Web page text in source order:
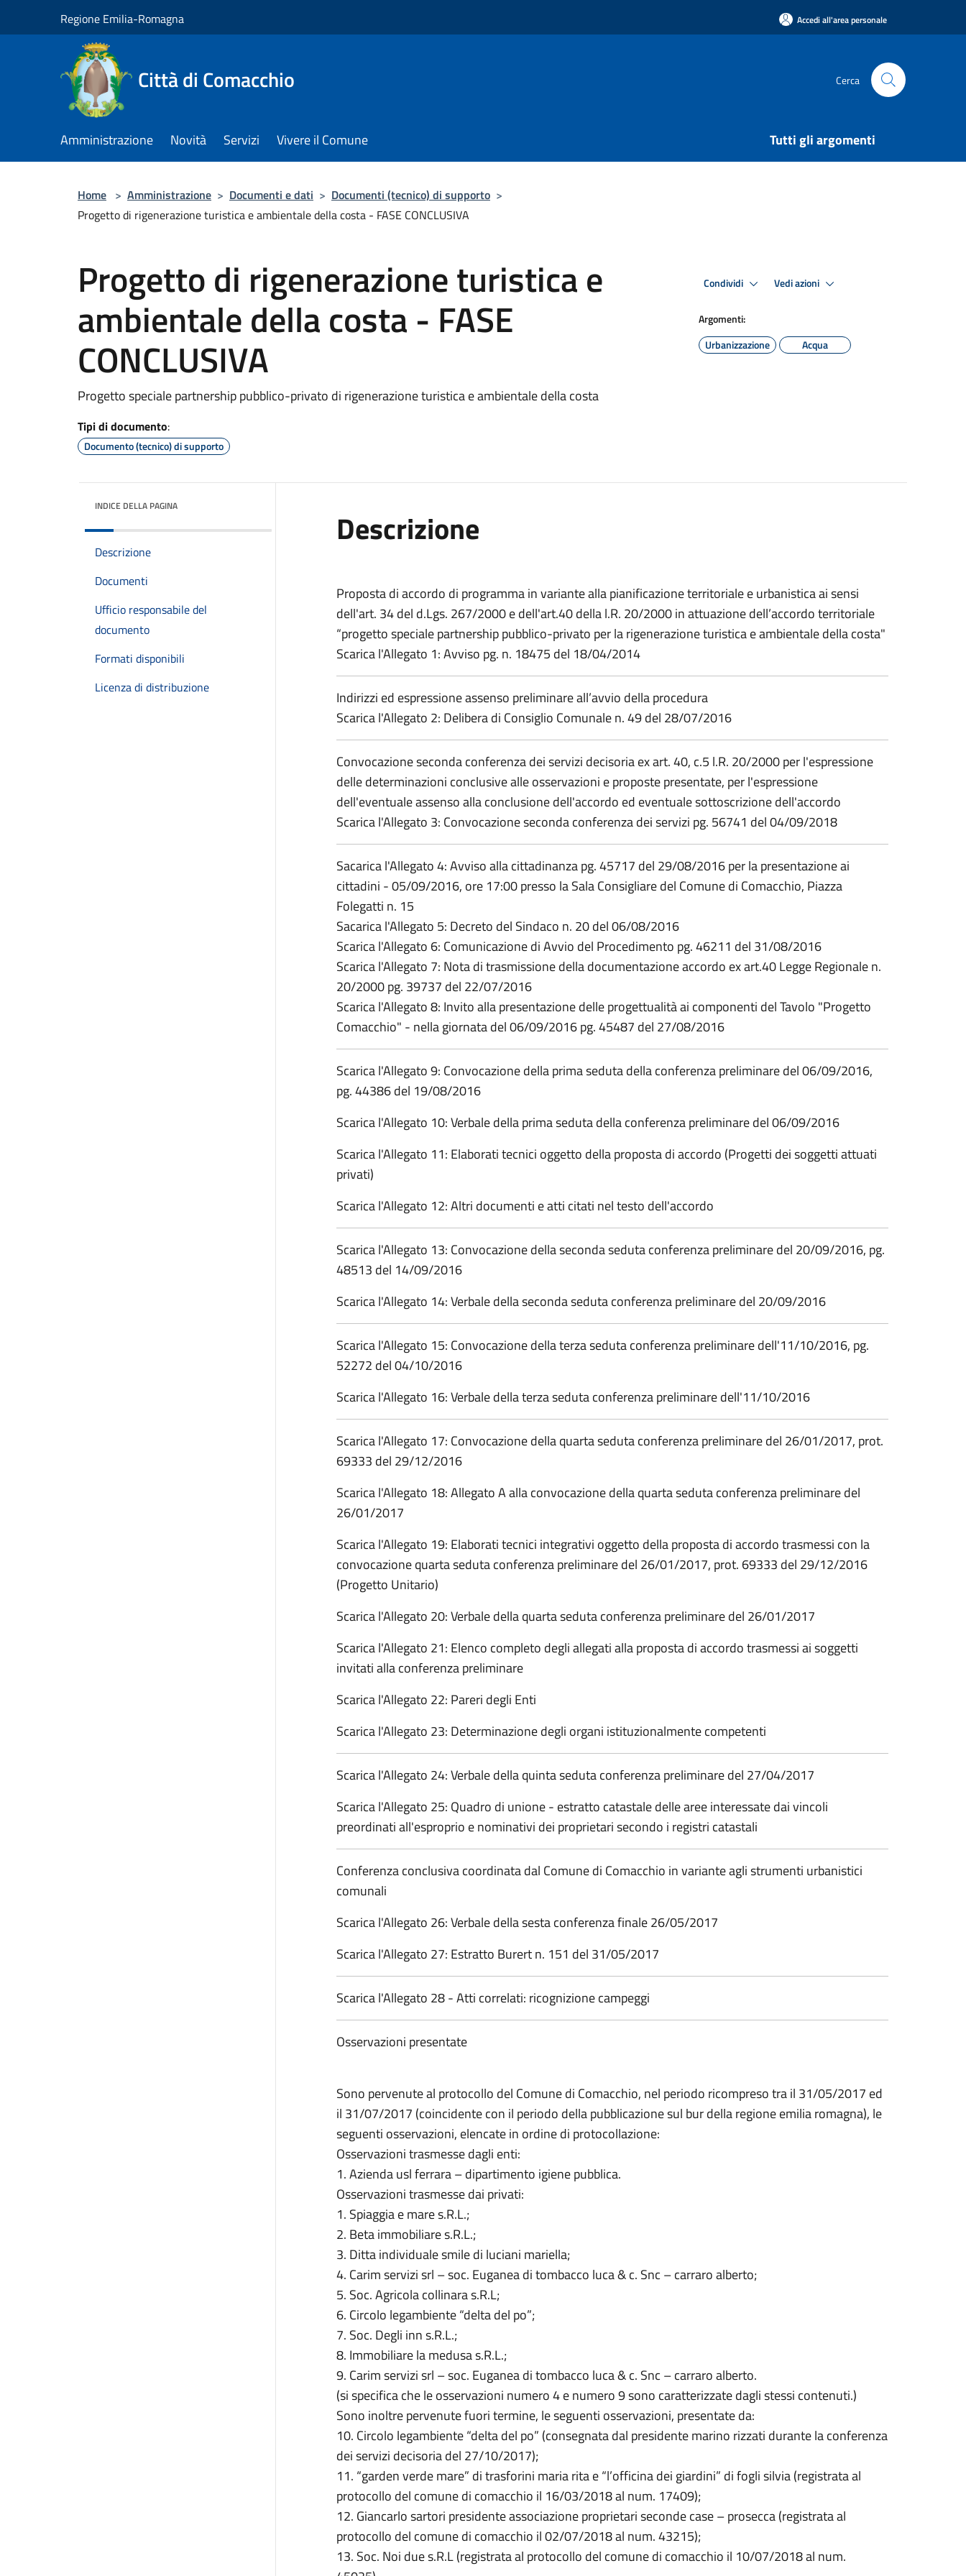
Regione Emilia-Romagna Accedi all'area personale
Città di Comacchio Cerca
Amministrazione Novità Servizi Vivere il Comune Tutti gli argomenti
Home > Amministrazione > Documenti e dati > Documenti (tecnico) di supporto >
Progetto di rigenerazione turistica e ambientale della costa - FASE CONCLUSIVA
Progetto di rigenerazione turistica e
ambientale della costa - FASE
CONCLUSIVA
Progetto speciale partnership pubblico-privato di rigenerazione turistica e ambientale della costa
Tipi di documento:
Documento (tecnico) di supporto
Condividi Vedi azioni
Argomenti:
Urbanizzazione
Acqua
INDICE DELLA PAGINA
Descrizione
Documenti
Ufficio responsabile del
documento
Formati disponibili
Licenza di distribuzione
Descrizione
Proposta di accordo di programma in variante alla pianificazione territoriale e urbanistica ai sensi
dell'art. 34 del d.Lgs. 267/2000 e dell'art.40 della l.R. 20/2000 in attuazione dell’accordo territoriale
“progetto speciale partnership pubblico-privato per la rigenerazione turistica e ambientale della costa"
Scarica l'Allegato 1: Avviso pg. n. 18475 del 18/04/2014
Indirizzi ed espressione assenso preliminare all’avvio della procedura
Scarica l'Allegato 2: Delibera di Consiglio Comunale n. 49 del 28/07/2016
Convocazione seconda conferenza dei servizi decisoria ex art. 40, c.5 l.R. 20/2000 per l'espressione
delle determinazioni conclusive alle osservazioni e proposte presentate, per l'espressione
dell'eventuale assenso alla conclusione dell'accordo ed eventuale sottoscrizione dell'accordo
Scarica l'Allegato 3: Convocazione seconda conferenza dei servizi pg. 56741 del 04/09/2018
Sacarica l'Allegato 4: Avviso alla cittadinanza pg. 45717 del 29/08/2016 per la presentazione ai
cittadini - 05/09/2016, ore 17:00 presso la Sala Consigliare del Comune di Comacchio, Piazza
Folegatti n. 15
Sacarica l'Allegato 5: Decreto del Sindaco n. 20 del 06/08/2016
Scarica l'Allegato 6: Comunicazione di Avvio del Procedimento pg. 46211 del 31/08/2016
Scarica l'Allegato 7: Nota di trasmissione della documentazione accordo ex art.40 Legge Regionale n.
20/2000 pg. 39737 del 22/07/2016
Scarica l'Allegato 8: Invito alla presentazione delle progettualità ai componenti del Tavolo "Progetto
Comacchio" - nella giornata del 06/09/2016 pg. 45487 del 27/08/2016
Scarica l'Allegato 9: Convocazione della prima seduta della conferenza preliminare del 06/09/2016,
pg. 44386 del 19/08/2016
Scarica l'Allegato 10: Verbale della prima seduta della conferenza preliminare del 06/09/2016
Scarica l'Allegato 11: Elaborati tecnici oggetto della proposta di accordo (Progetti dei soggetti attuati
privati)
Scarica l'Allegato 12: Altri documenti e atti citati nel testo dell'accordo
Scarica l'Allegato 13: Convocazione della seconda seduta conferenza preliminare del 20/09/2016, pg.
48513 del 14/09/2016
Scarica l'Allegato 14: Verbale della seconda seduta conferenza preliminare del 20/09/2016
Scarica l'Allegato 15: Convocazione della terza seduta conferenza preliminare dell'11/10/2016, pg.
52272 del 04/10/2016
Scarica l'Allegato 16: Verbale della terza seduta conferenza preliminare dell'11/10/2016
Scarica l'Allegato 17: Convocazione della quarta seduta conferenza preliminare del 26/01/2017, prot.
69333 del 29/12/2016
Scarica l'Allegato 18: Allegato A alla convocazione della quarta seduta conferenza preliminare del
26/01/2017
Scarica l'Allegato 19: Elaborati tecnici integrativi oggetto della proposta di accordo trasmessi con la
convocazione quarta seduta conferenza preliminare del 26/01/2017, prot. 69333 del 29/12/2016
(Progetto Unitario)
Scarica l'Allegato 20: Verbale della quarta seduta conferenza preliminare del 26/01/2017
Scarica l'Allegato 21: Elenco completo degli allegati alla proposta di accordo trasmessi ai soggetti
invitati alla conferenza preliminare
Scarica l'Allegato 22: Pareri degli Enti
Scarica l'Allegato 23: Determinazione degli organi istituzionalmente competenti
Scarica l'Allegato 24: Verbale della quinta seduta conferenza preliminare del 27/04/2017
Scarica l'Allegato 25: Quadro di unione - estratto catastale delle aree interessate dai vincoli
preordinati all'esproprio e nominativi dei proprietari secondo i registri catastali
Conferenza conclusiva coordinata dal Comune di Comacchio in variante agli strumenti urbanistici
comunali
Scarica l'Allegato 26: Verbale della sesta conferenza finale 26/05/2017
Scarica l'Allegato 27: Estratto Burert n. 151 del 31/05/2017
Scarica l'Allegato 28 - Atti correlati: ricognizione campeggi
Osservazioni presentate
Sono pervenute al protocollo del Comune di Comacchio, nel periodo ricompreso tra il 31/05/2017 ed
il 31/07/2017 (coincidente con il periodo della pubblicazione sul bur della regione emilia romagna), le
seguenti osservazioni, elencate in ordine di protocollazione:
Osservazioni trasmesse dagli enti:
1. Azienda usl ferrara – dipartimento igiene pubblica.
Osservazioni trasmesse dai privati:
1. Spiaggia e mare s.R.L.;
2. Beta immobiliare s.R.L.;
3. Ditta individuale smile di luciani mariella;
4. Carim servizi srl – soc. Euganea di tombacco luca & c. Snc – carraro alberto;
5. Soc. Agricola collinara s.R.L;
6. Circolo legambiente “delta del po”;
7. Soc. Degli inn s.R.L.;
8. Immobiliare la medusa s.R.L.;
9. Carim servizi srl – soc. Euganea di tombacco luca & c. Snc – carraro alberto.
(si specifica che le osservazioni numero 4 e numero 9 sono caratterizzate dagli stessi contenuti.)
Sono inoltre pervenute fuori termine, le seguenti osservazioni, presentate da:
10. Circolo legambiente “delta del po” (consegnata dal presidente marino rizzati durante la conferenza
dei servizi decisoria del 27/10/2017);
11. “garden verde mare” di trasforini maria rita e “l’officina dei giardini” di fogli silvia (registrata al
protocollo del comune di comacchio il 16/03/2018 al num. 17409);
12. Giancarlo sartori presidente associazione proprietari seconde case – prosecca (registrata al
protocollo del comune di comacchio il 02/07/2018 al num. 43215);
13. Soc. Noi due s.R.L (registrata al protocollo del comune di comacchio il 10/07/2018 al num.